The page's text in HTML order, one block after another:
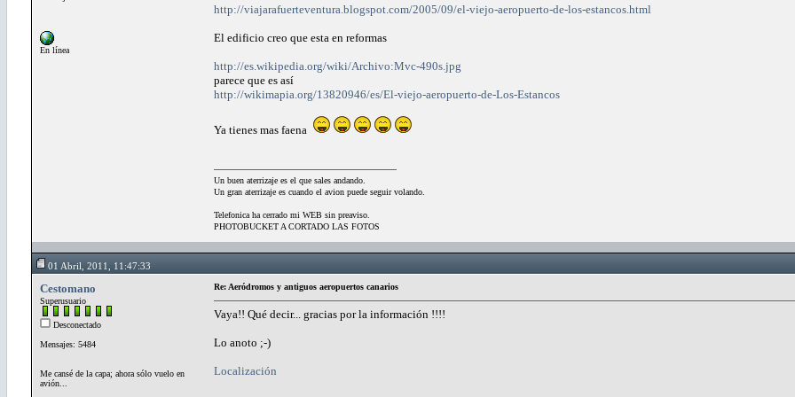
En línea
http://viajarafuerteventura.blogspot.com/2005/09/el-viejo-aeropuerto-de-los-estancos.html
El edificio creo que esta en reformas
http://es.wikipedia.org/wiki/Archivo:Mvc-490s.jpg
parece que es así
http://wikimapia.org/13820946/es/El-viejo-aeropuerto-de-Los-Estancos
Ya tienes mas faena
Un buen aterrizaje es el que sales andando.
Un gran aterrizaje es cuando el avion puede seguir volando.
Telefonica ha cerrado mi WEB sin preaviso.
PHOTOBUCKET A CORTADO LAS FOTOS
01 Abril, 2011, 11:47:33
Cestomano
Superusuario
Desconectado
Mensajes: 5484
Me cansé de la capa; ahora sólo vuelo en
avión...
Re: Aeródromos y antiguos aeropuertos canarios
Vaya!! Qué decir... gracias por la información !!!!
Lo anoto ;-)
Localización